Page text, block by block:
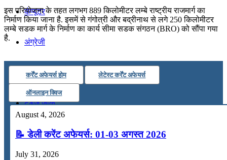
कंप्यूटर
अंग्रेजी
मॉक टेस्ट
टुडेज जीके
Menu Menu
इस परियोजना के तहत लगभग 889 किलोमीटर लम्‍बे राष्‍ट्रीय राजमार्ग का
निर्माण किया जाना है. इसमें से गंगोत्री और बद्रीनाथ से लगे 250 किलोमीटर
लम्‍बे सडक मार्ग के निर्माण का कार्य सीमा सडक संगठन (BRO) को सौंपा गया
है.
कर्रेंट अफेयर्स होम लेटेस्ट कर्रेंट अफेयर्स
ऑनलाइन क्विज
August 4, 2026
📝 डेली करेंट अफेयर्स: 01-03 अगस्त 2026
July 31, 2026